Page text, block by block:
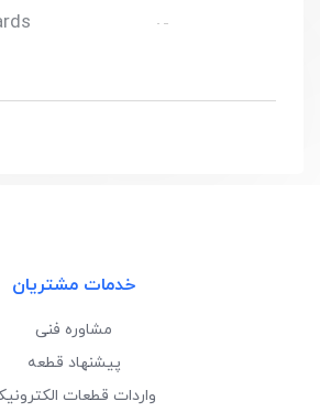
خدمات مشتریان
مشاوره فنی
پیشنهاد قطعه
واردات قطعات